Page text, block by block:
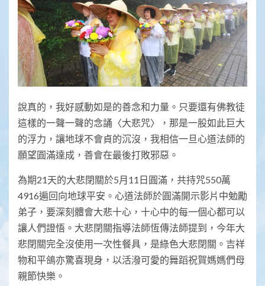
說真的，我好感動如是的善念和力量。只要還有佛教徒
這樣的一聲一聲的念誦〈大悲咒〉，那是一股如此巨大
的浮力，讓地球不會貞的沉沒，我相信一旦心道法師的
願望圓滿達成，善會在最後打敗邪惡。
為期21天的大悲閉關於5月11日圓滿，共持咒550萬
4916遍回向地球平安。心道法師於圓滿開示影片中勉勵
弟子，要深刻體會大悲十心，十心中的每一個心都可以
讓人們證悟。大悲閉關指導法師恆傳法師提到，今年大
悲閉關完全沒使用一次性餐具，是綠色大悲閉關。吉祥
物和平鴿亦驚喜現身，以活潑可愛的舞蹈祝賀媽媽們母
親節快樂。